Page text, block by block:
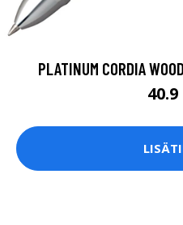
PLATINUM CORDIA
40.9